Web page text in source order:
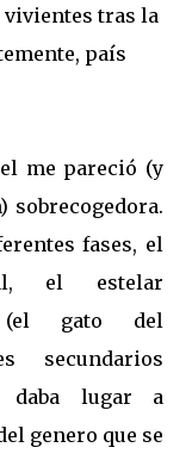
tras la
país
me pareció (y
fases, el
el estelar
(el gato del
secundarios
lugar a
genero que se